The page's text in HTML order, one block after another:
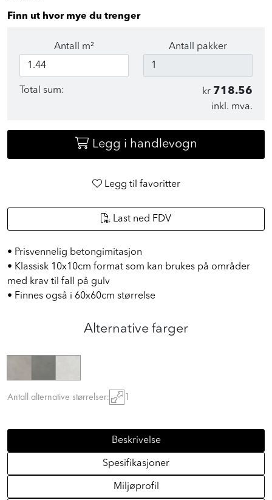
Finn ut hvor mye du trenger
Antall m² Antall pakker
Total sum: kr 718.56
inkl. mva.
Legg i handlevogn
Legg til favoritter
Last ned FDV
• Prisvennelig betongimitasjon
• Klassisk 10x10cm format som kan brukes på områder
med krav til fall på gulv
• Finnes også i 60x60cm størrelse
Alternative farger
Antall alternative størrelser: 1
Beskrivelse
Spesifikasjoner
Miljøprofil